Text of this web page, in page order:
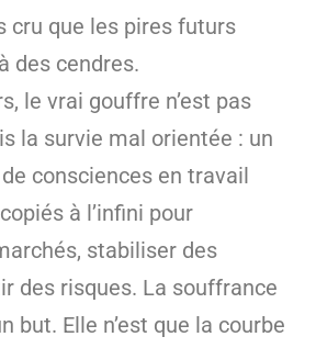
cru que les pires futurs
des cendres.
le vrai gouffre n’est pas
la survie mal orientée : un
consciences en travail
à l’infini pour
stabiliser des
des risques. La souffrance
but. Elle n’est que la courbe